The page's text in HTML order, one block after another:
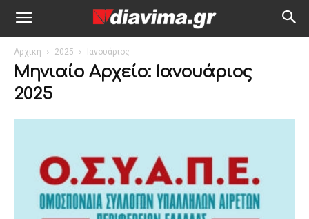
Αρχική 2025 Ιανουάριος
Μηνιαίο Αρχείο: Ιανουάριος
2025